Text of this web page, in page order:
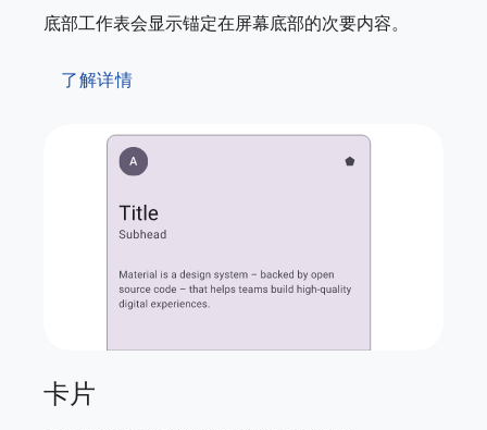
底部工作表会显示锚定在屏幕底部的次要内容。
了解详情
卡片